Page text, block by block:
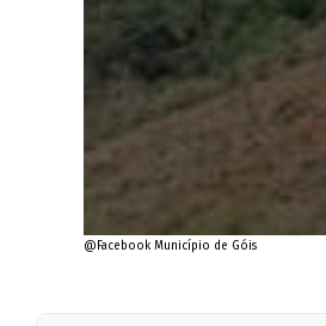
@Facebook Município de Góis